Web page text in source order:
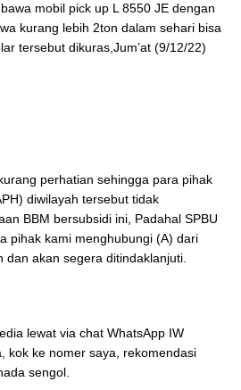
mobil pick up L 8550 JE dengan
kurang lebih 2ton dalam sehari bisa
tersebut dikuras,Jum’at (9/12/22)
perhatian sehingga para pihak
diwilayah tersebut tidak
BBM bersubsidi ini, Padahal SPBU
pihak kami menghubungi (A) dari
akan segera ditindaklanjuti.
lewat via chat WhatsApp IW
kok ke nomer saya, rekomendasi
sengol.